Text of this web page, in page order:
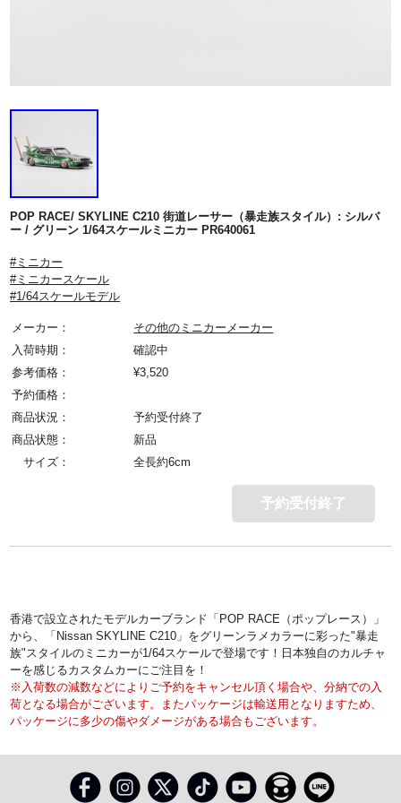
POP RACE/ SKYLINE C210 街道レーサー（暴走族スタイル）: シルバ
ー / グリーン 1/64スケールミニカー PR640061
#ミニカー
#ミニカースケール
#1/64スケールモデル
メーカー：
その他のミニカーメーカー
入荷時期：
確認中
参考価格：
¥3,520
予約価格：
商品状況：
予約受付終了
商品状態：
新品
サイズ：
全長約6cm
予約受付終了
香港で設立されたモデルカーブランド「POP RACE（ポップレース）」
から、「Nissan SKYLINE C210」をグリーンラメカラーに彩った"暴走
族"スタイルのミニカーが1/64スケールで登場です！日本独自のカルチャ
ーを感じるカスタムカーにご注目を！
※入荷数の減数などによりご予約をキャンセル頂く場合や、分納での入
荷となる場合がございます。またパッケージは輸送用となりますため、
パッケージに多少の傷やダメージがある場合もございます。